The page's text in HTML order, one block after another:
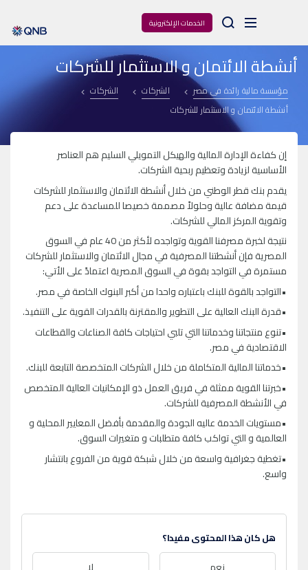
الخدمات الإلكترونية Arama
أنشطة الائتمان و الاستثمار للشركات
مؤسسة مالية رائدة فى مصر الشركات
الشركات
أنشطة الائتمان و الاستثمار للشركات
إن كفاءة الإدارة المالية والهيكل التمويلي السليم هم العناصر
الأساسية لزيادة وتعظيم ربحية الشركات.
يقدم بنك قطر الوطني من خلال أنشطة الائتمان والاستثمار للشركات
قيمة مضافة عالية وحلولاً مصممة خصيصا للمساعدة على دعم
وتقوية المركز المالي للشركات.
نتيجة لخبرة مصرفنا القوية وتواجده لأكثر من 40 عام في السوق
المصرية فإن أنشطتنا المصرفية في مجال الائتمان والاستثمار للشركات
مستمرة في التواجد بقوة في السوق المصرية اعتمادً على الأتي:
•التواجد بالقوة للبنك باعتباره واحدا من أكبر البنوك الخاصة في مصر.
•قدرة البنك العالية على التطوير والمقترنة بالقدرات القوية على التنفيذ.
•تنوع منتجاتنا وخدماتنا التي تلبي احتياجات كافة الصناعات والقطاعات
الاقتصادية في مصر.
•خدماتنا المالية المتكاملة من خلال الشركات المتخصصة التابعة للبنك.
•خبرتنا القوية ممثلة في فريق العمل ذو الإمكانيات العالية المتخصص
في الأنشطة المصرفية للشركات.
•مستويات الخدمة عاليه الجودة والمقدمة بأفضل المعايير المحلية و
العالمية و التي تواكب كافة متطلبات و متغيرات السوق.
•تغطية جغرافية واسعة من خلال شبكة قوية من الفروع بانتشار
واسع.
هل كان هذا المحتوى مفيدا؟